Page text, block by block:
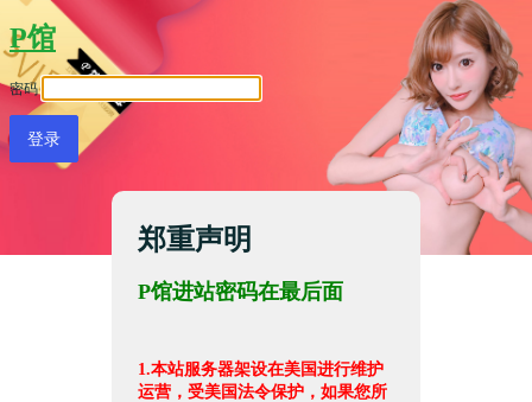
P馆
密码
郑重声明
P馆进站密码在最后面
1.本站服务器架设在美国进行维护
运营，受美国法令保护，如果您所